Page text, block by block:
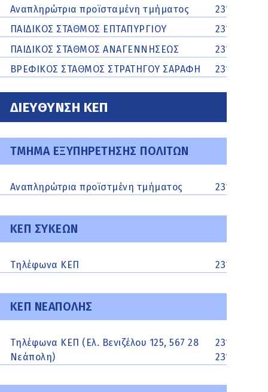
Αναπληρώτρια προϊσταμένη τμήματος
2310218308
ΠΑΙΔΙΚΟΣ ΣΤΑΘΜΟΣ ΕΠΤΑΠΥΡΓΙΟΥ
2310218308
ΠΑΙΔΙΚΟΣ ΣΤΑΘΜΟΣ ΑΝΑΓΕΝΝΗΣΕΩΣ
2310582385
ΒΡΕΦΙΚΟΣ ΣΤΑΘΜΟΣ ΣΤΡΑΤΗΓΟΥ ΣΑΡΑΦΗ
ΔΙΕΥΘΥΝΣΗ ΚΕΠ
ΤΜΗΜΑ ΕΞΥΠΗΡΕΤΗΣΗΣ ΠΟΛΙΤΩΝ
Αναπληρώτρια προϊστμένη τμήματος 2313313188
ΚΕΠ ΣΥΚΕΩΝ
Τηλέφωνα ΚΕΠ
ΚΕΠ ΝΕΑΠΟΛΗΣ
Τηλέφωνα ΚΕΠ (Ελ. Βενιζέλου 125, 567 28
Νεάπολη)